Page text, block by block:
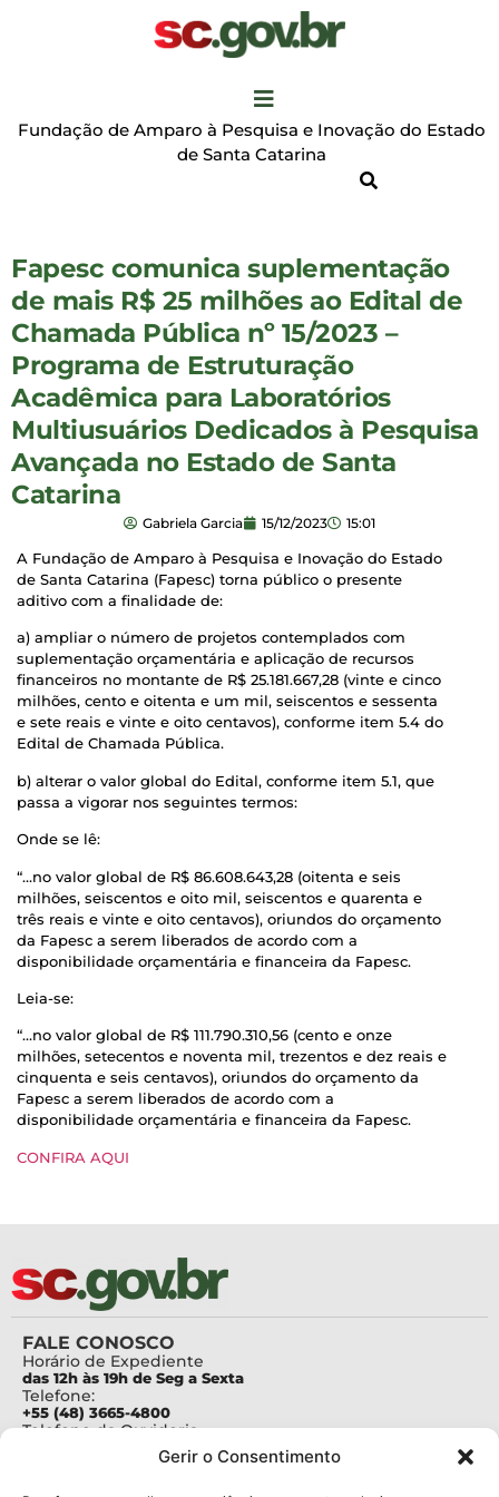
Gerir o Consentimento
Fundação de Amparo à Pesquisa e Inovação do Estado
de Santa Catarina
Fapesc comunica suplementação
de mais R$ 25 milhões ao Edital de
Chamada Pública nº 15/2023 –
Programa de Estruturação
Acadêmica para Laboratórios
Multiusuários Dedicados à Pesquisa
Avançada no Estado de Santa
Catarina
Gabriela Garcia 15/12/2023 15:01
A Fundação de Amparo à Pesquisa e Inovação do Estado
de Santa Catarina (Fapesc) torna público o presente
aditivo com a finalidade de:
a) ampliar o número de projetos contemplados com
suplementação orçamentária e aplicação de recursos
financeiros no montante de R$ 25.181.667,28 (vinte e cinco
milhões, cento e oitenta e um mil, seiscentos e sessenta
e sete reais e vinte e oito centavos), conforme item 5.4 do
Edital de Chamada Pública.
b) alterar o valor global do Edital, conforme item 5.1, que
passa a vigorar nos seguintes termos:
Onde se lê:
“…no valor global de R$ 86.608.643,28 (oitenta e seis
milhões, seiscentos e oito mil, seiscentos e quarenta e
três reais e vinte e oito centavos), oriundos do orçamento
da Fapesc a serem liberados de acordo com a
disponibilidade orçamentária e financeira da Fapesc.
Leia-se:
“…no valor global de R$ 111.790.310,56 (cento e onze
milhões, setecentos e noventa mil, trezentos e dez reais e
cinquenta e seis centavos), oriundos do orçamento da
Fapesc a serem liberados de acordo com a
disponibilidade orçamentária e financeira da Fapesc.
CONFIRA AQUI
FALE CONOSCO
Horário de Expediente
das 12h às 19h de Seg a Sexta
Telefone:
+55 (48) 3665-4800
Telefone da Ouvidoria